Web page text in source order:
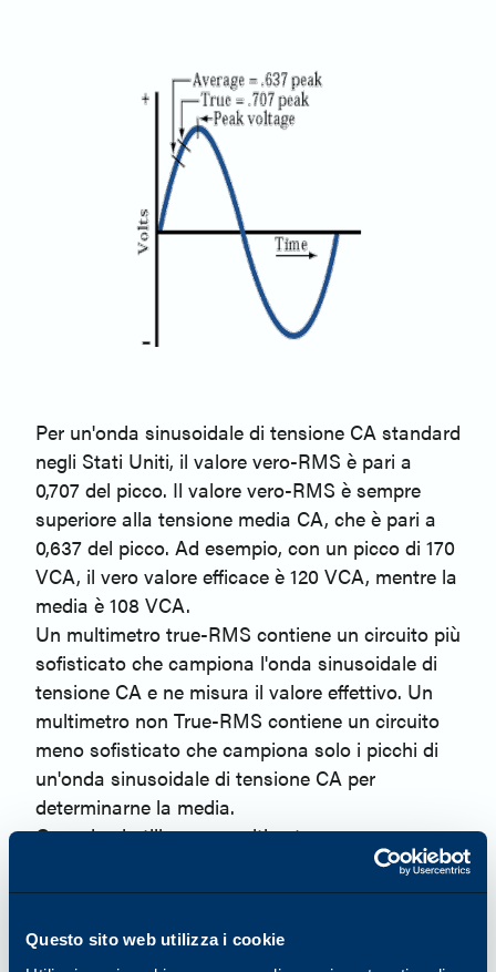
Questo sito web utilizza i cookie
Per un'onda sinusoidale di tensione CA standard
negli Stati Uniti, il valore vero-RMS è pari a
0,707 del picco. Il valore vero-RMS è sempre
superiore alla tensione media CA, che è pari a
0,637 del picco. Ad esempio, con un picco di 170
VCA, il vero valore efficace è 120 VCA, mentre la
media è 108 VCA.
Un multimetro true-RMS contiene un circuito più
sofisticato che campiona l'onda sinusoidale di
tensione CA e ne misura il valore effettivo. Un
multimetro non True-RMS contiene un circuito
meno sofisticato che campiona solo i picchi di
un'onda sinusoidale di tensione CA per
determinarne la media.
Quando si utilizza un multimetro non a vero
valore efficace, il tecnico deve determinare il
vero valore efficace o 1) completando
richiedono molto tempo, oppure 2) utilizzando